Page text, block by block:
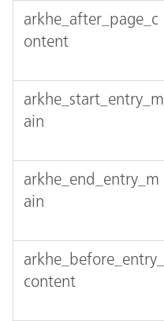
arkhe_after_page_c
ontent
arkhe_start_entry_m
ain
arkhe_end_entry_m
ain
arkhe_before_entry_
content